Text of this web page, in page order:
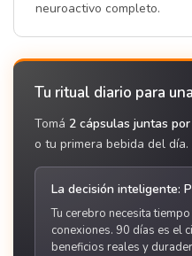
neuroactivo completo.
Tu ritual diario para
Tomá 2 cápsulas juntas
o tu primera bebida del
La decisión inteligente:
Tu cerebro necesita
conexiones. 90 días es el
beneficios reales y